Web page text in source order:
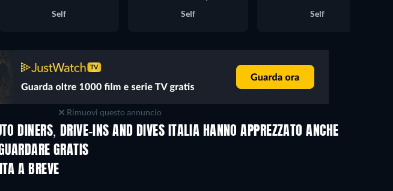
Self
Self
Self
Rimuovi questo annuncio
DINERS, DRIVE-INS AND DIVES ITALIA HANNO APPREZZATO ANCHE
TV TV TV
GRATISTV
A BREVE